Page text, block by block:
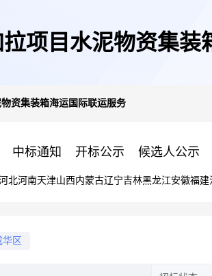
项目水泥物资集装
资集装箱海运国际联运服务
中标通知 开标公示 候选人公示
北河南天津山西内蒙古辽宁吉林黑龙江安徽福建
华区